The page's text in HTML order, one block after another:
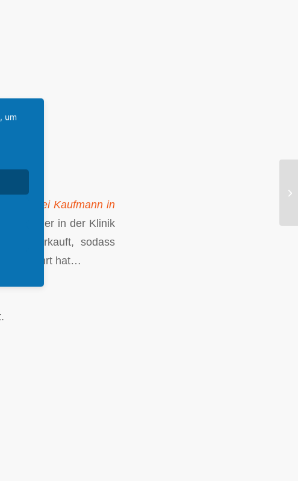
Metzgerei Kaufmann in
Kinder in der Klinik
ausverkauft, sodass
geführt hat…
um